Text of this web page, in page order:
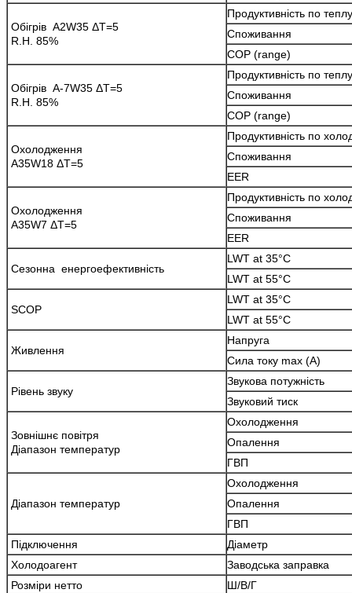
Обігрів A2W35 ΔT=5
R.H. 85%
Продуктивність по теплу
Споживання
COP (range)
Обігрів A-7W35 ΔT=5
R.H. 85%
Продуктивність по теплу
Споживання
COP (range)
Охолодження
A35W18 ΔT=5
Продуктивність по
Споживання
EER
Охолодження
A35W7 ΔT=5
Продуктивність по
Споживання
EER
Сезонна енергоефективність
LWT at 35°C
LWT at 55°C
SCOP
LWT at 35°C
LWT at 55°C
Живлення
Напруга
Сила току max (A)
Рівень звуку
Звукова потужність
Звуковий тиск
Зовнішнє повітря
Діапазон температур
Охолодження
Опалення
ГВП
Діапазон температур
Охолодження
Опалення
ГВП
Підключення
Діаметр
Холодоагент
Заводська заправка
Розміри нетто
Ш/В/Г